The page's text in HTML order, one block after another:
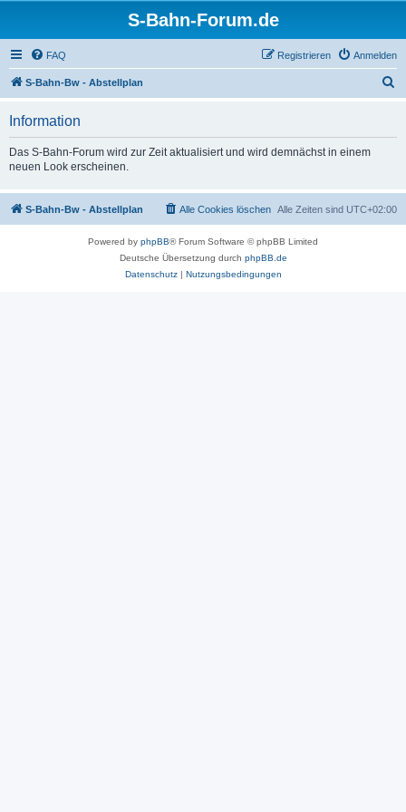
S-Bahn-Forum.de
FAQ Anmelden
Registrieren
S-Bahn-Bw - Abstellplan
Information
Das S-Bahn-Forum wird zur Zeit aktualisiert und wird demnächst in einem
neuen Look erscheinen.
S-Bahn-Bw - Abstellplan Alle Zeiten sind UTC+02:00
Alle Cookies löschen
Powered by phpBB® Forum Software © phpBB Limited
Deutsche Übersetzung durch phpBB.de
Datenschutz| Nutzungsbedingungen